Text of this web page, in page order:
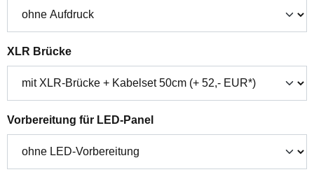
XLR Brückeauswählen
Vorbereitung für LED-Panelauswählen